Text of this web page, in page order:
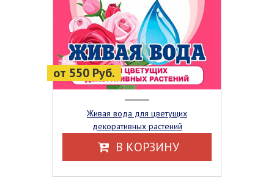
от 550 Руб.
Живая вода для цветущих
декоративных растений
В КОРЗИНУ